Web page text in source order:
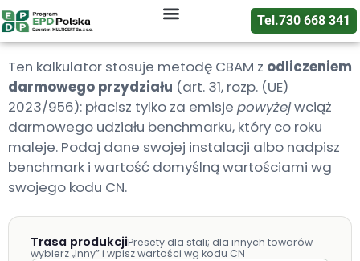
Tel.730 668 341
Ten kalkulator stosuje metodę CBAM z odliczeniem
darmowego przydziału (art. 31, rozp. (UE)
2023/956): płacisz tylko za emisje powyżejwciąż
darmowego udziału benchmarku, który co roku
maleje. Podaj dane swojej instalacji albo nadpisz
benchmark i wartość domyślną wartościami wg
swojego kodu CN.
Trasa produkcjiPresety dla stali; dla innych towarów
wybierz „Inny” i wpisz wartości wg kodu CN